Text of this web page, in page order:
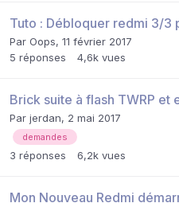
Tuto : Débloquer redmi 3/3
Par Oops, 11 février 2017
5 réponses 4,6k vues
Brick suite à flash TWRP et
Par jerdan, 2 mai 2017
demandes
3 réponses 6,2k vues
Mon Nouveau Redmi